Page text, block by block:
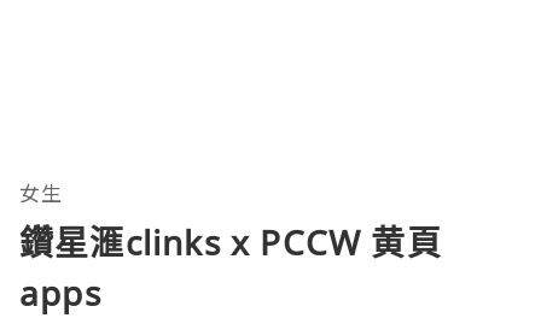
女生
鑽星滙clinks x PCCW 黄頁
apps